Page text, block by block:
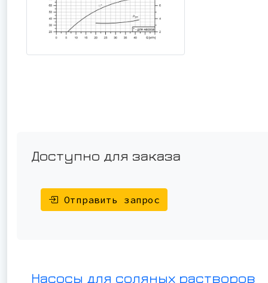
Доступно для заказа
Отправить запрос
Насосы для соляных растворов